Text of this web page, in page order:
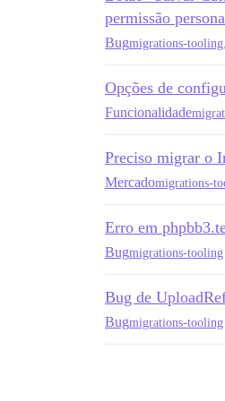
permissão
Bugmigrations-tooling
Opções de
Funcionalidade
Preciso migrar o
Mercadomigrations-
Erro em
Bugmigrations-tooling
Bug de
Bugmigrations-tooling